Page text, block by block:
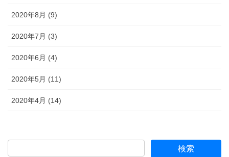
2020年8月 (9)
2020年7月 (3)
2020年6月 (4)
2020年5月 (11)
2020年4月 (14)